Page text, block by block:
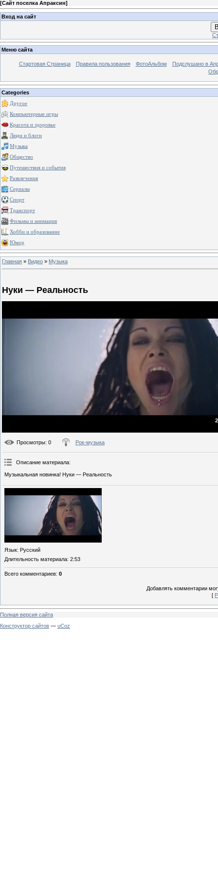
[Сайт поселка Апраксин]
Вход на сайт
Меню сайта
Стартовая Страница Правила пользования ФотоАльбом
Подслушано в
Categories
Другое
Компьютерные игры
Красота и здоровье
Люди и блоги
Музыка
Общество
Путешествия и события
Развлечения
Сериалы
Спорт
Транспорт
Фильмы и анимация
Хобби и образование
Юмор
Главная » Видео » Музыка
Нуки — Реальность
Просмотры: 0 Рок-музыка
Описание материала:
Музыкальная новинка! Нуки — Реальность
Язык: Русский
Длительность материала: 2:53
Всего комментариев: 0
Добавлять комментарии
[
Полная версия сайта
Конструктор сайтов — uCoz